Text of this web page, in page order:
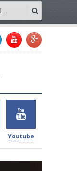
620
SHARES
Youtube